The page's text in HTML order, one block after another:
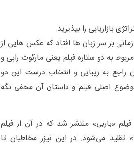
بر سر زبان ها افتاد که عکس هایی از
به دو ستاره فیلم یعنی مارگوت رابی و
راجع به زیبایی و انتخاب درست این دو
اصلی فیلم و داستان آن مخفی نگه
فیلم «باربی» منتشر شد که در آن از فیلم
» تقلید می‌شود. در این تیزر مخاطبان تا